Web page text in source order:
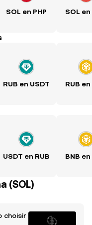
SOL en PHP SOL en
RUB en USDT RUB en
USDT en RUB BNB en
(SOL)
choisir